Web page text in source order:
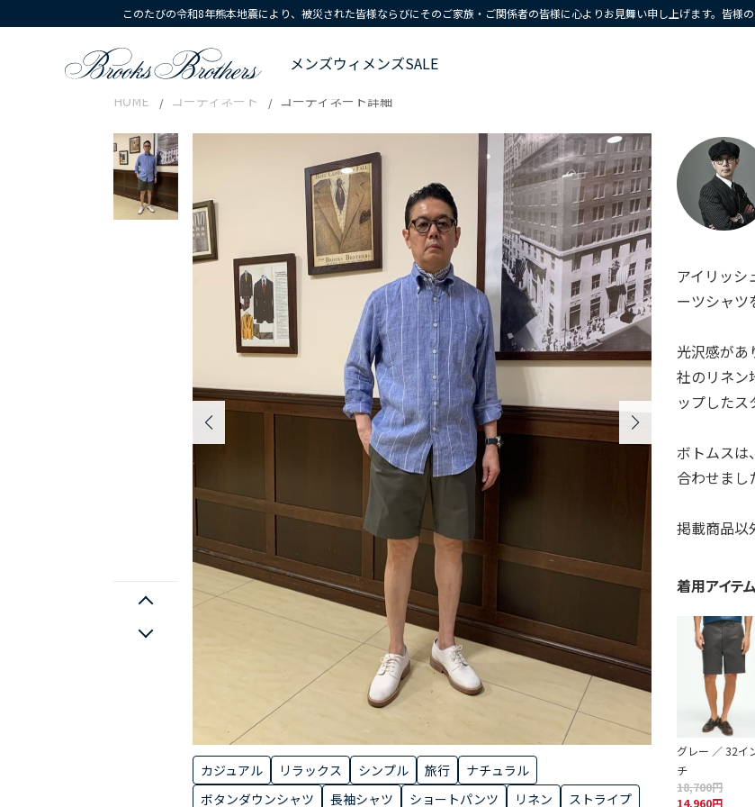
このたびの令和8年熊本地震により、被災された皆様ならびにそのご家族・ご関係者の皆様に心よりお見舞い申し上げます。皆様
メンズウィメンズSALE
HOME コーディネート コーディネート詳細
カジュアル リラックス シンプル 旅行
ナチュラル
ボタンダウンシャツ
長袖シャツ ショートパンツ リネン
ストライプ
アイリッシ
ーツシャツ
光沢感があ
社のリネン
ップしたス
ボトムスは
合わせまし
掲載商品以
着用アイテム
グレー ／ 32イ
チ
18,700円
14,960円